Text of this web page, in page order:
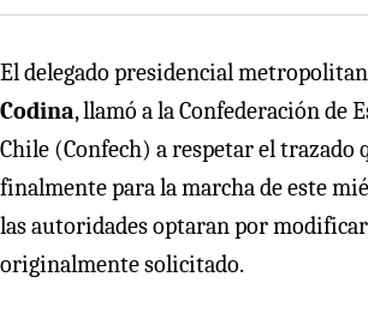
El delegado presidencial
Codina, llamó a la Confederación de
Chile (Confech) a respetar el trazado
finalmente para la marcha de este
las autoridades optaran por
originalmente solicitado.